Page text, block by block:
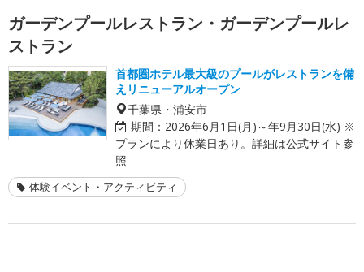
ガーデンプールレストラン・ガーデンプールレ
ストラン
首都圏ホテル最大級のプールがレストランを備
えリニューアルオープン
千葉県・浦安市
期間： 2026年6月1日(月)～年9月30日(水) ※
プランにより休業日あり。詳細は公式サイト参
照
体験イベント・アクティビティ